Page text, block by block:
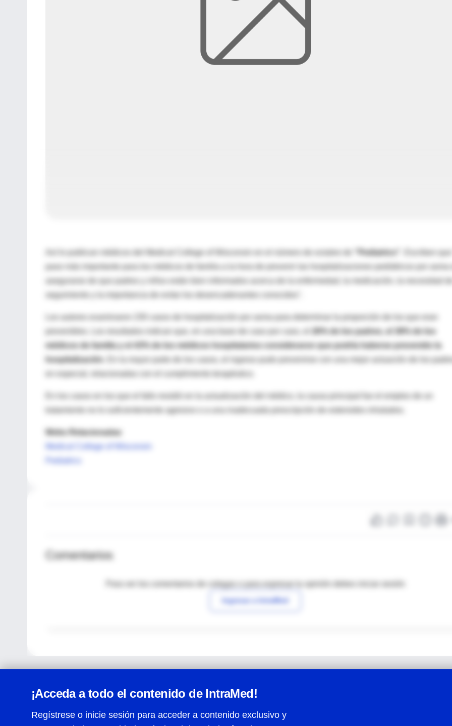
Así lo publican médicos del Medical College of Wisconsin en el número de octubre de "Pediatrics"
paso más importante para los médicos de familia a la hora de prevenir las hospitalizaciones pediátricos por asma
asegurarse de que padres y niños están bien informados acerca de la enfermedad, la medicación, la necesidad
seguimiento y la importancia de evitar los desencadenantes conocidos".
26% de los padres, el 38% de los
médicos de familia y el 43% de los médicos hospitalarios consideraron que podría haberse prevenido la
hospitalización
. En la mayor parte de los casos, el ingreso pudo prevenirse con una mejor actuación de los
en especial, relacionadas con el cumplimiento terapéutico.
tratamiento no lo suficientemente agresivo o a una inadecuada prescripción de esteroides inhalados.
Webs Relacionadas
Medical College of Wisconsin
Comentarios
Para ver los comentarios de colegas o para expresar tu opinión debes iniciar sesión
Ingresar a IntraMed
¡Acceda a todo el contenido de IntraMed!
Regístrese o inicie sesión para acceder a contenido exclusivo y